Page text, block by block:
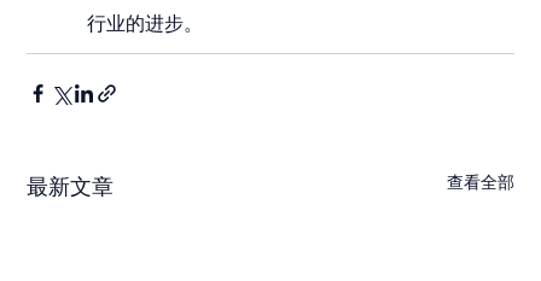
行业的进步。
最新文章 查看全部